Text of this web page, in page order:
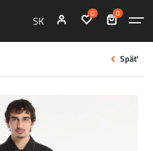
SK
0 0
Späť